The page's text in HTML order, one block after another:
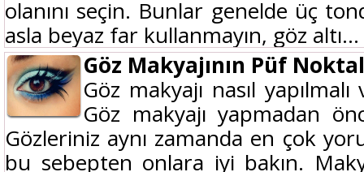
olanını seçin. Bunlar genelde üç
asla beyaz far kullanmayın, göz altı...
Göz Makyajının Püf
Göz makyajı nasıl
Göz makyajı yapmadan
Gözleriniz aynı zamanda en çok
bu sebepten onlara iyi bakın.